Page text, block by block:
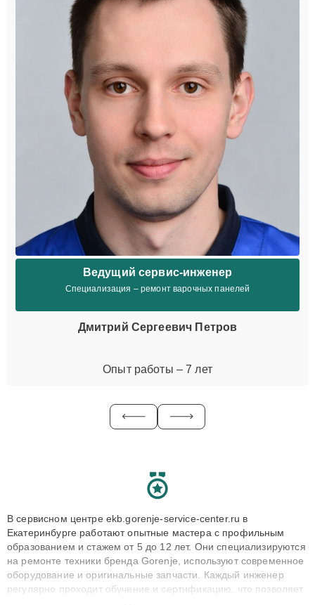
Ведущий сервис-инженер
Специализация – ремонт варочных панелей
Дмитрий Сергеевич Петров
Опыт работы – 7 лет
В сервисном центре ekb.gorenje-service-center.ru в
Екатеринбурге работают опытные мастера с профильным
образованием и стажем от 5 до 12 лет. Они специализируются
на ремонте техники бренда Gorenje, используют современное
оборудование и оригинальные запчасти. Каждый инженер
регулярно проходит обучение и сертификацию, что позволяет